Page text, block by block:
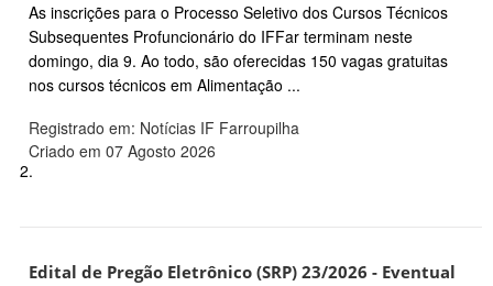
As inscrições para o Processo Seletivo dos Cursos Técnicos
Subsequentes Profuncionário do IFFar terminam neste
domingo, dia 9. Ao todo, são oferecidas 150 vagas gratuitas
nos cursos técnicos em Alimentação ...
Registrado em: Notícias IF Farroupilha
Criado em 07 Agosto 2026
2.
Edital de Pregão Eletrônico (SRP) 23/2026 - Eventual